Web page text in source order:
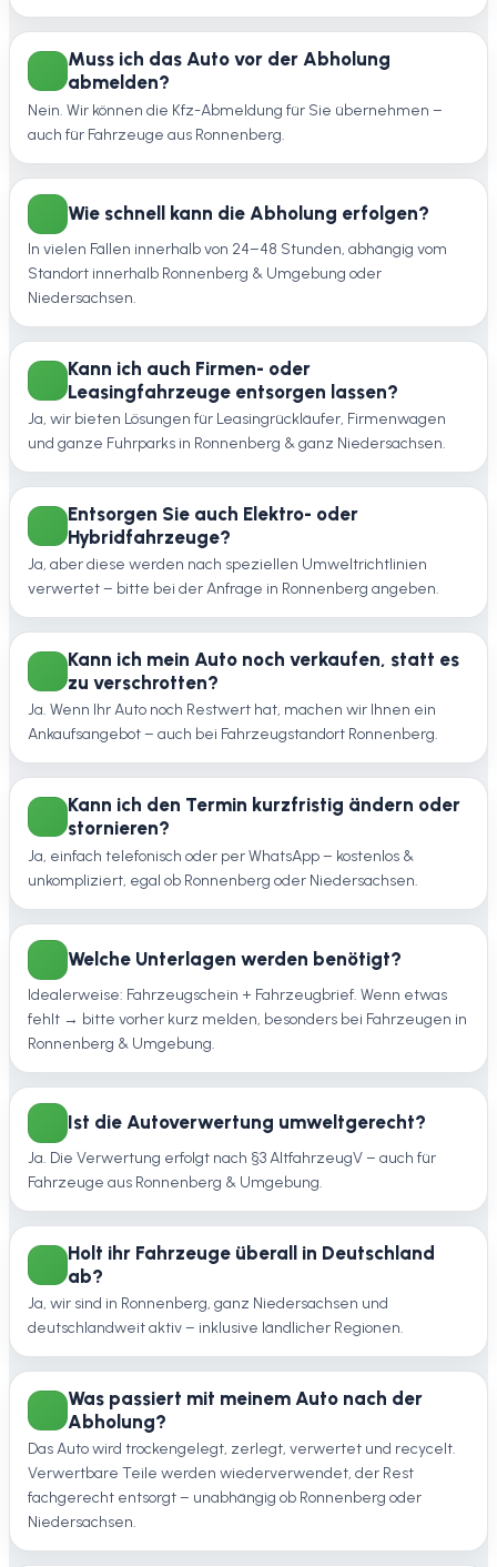
Muss ich das Auto vor der Abholung
abmelden?
Nein. Wir können die Kfz-Abmeldung für Sie übernehmen –
auch für Fahrzeuge aus Ronnenberg.
Wie schnell kann die Abholung erfolgen?
In vielen Fällen innerhalb von 24–48 Stunden, abhängig vom
Standort innerhalb Ronnenberg & Umgebung oder
Niedersachsen.
Kann ich auch Firmen- oder
Leasingfahrzeuge entsorgen lassen?
Ja, wir bieten Lösungen für Leasingrückläufer, Firmenwagen
und ganze Fuhrparks in Ronnenberg & ganz Niedersachsen.
Entsorgen Sie auch Elektro- oder
Hybridfahrzeuge?
Ja, aber diese werden nach speziellen Umweltrichtlinien
verwertet – bitte bei der Anfrage in Ronnenberg angeben.
Kann ich mein Auto noch verkaufen, statt es
zu verschrotten?
Ja. Wenn Ihr Auto noch Restwert hat, machen wir Ihnen ein
Ankaufsangebot – auch bei Fahrzeugstandort Ronnenberg.
Kann ich den Termin kurzfristig ändern oder
stornieren?
Ja, einfach telefonisch oder per WhatsApp – kostenlos &
unkompliziert, egal ob Ronnenberg oder Niedersachsen.
Welche Unterlagen werden benötigt?
Idealerweise: Fahrzeugschein + Fahrzeugbrief. Wenn etwas
fehlt → bitte vorher kurz melden, besonders bei Fahrzeugen in
Ronnenberg & Umgebung.
Ist die Autoverwertung umweltgerecht?
Ja. Die Verwertung erfolgt nach §3 AltfahrzeugV – auch für
Fahrzeuge aus Ronnenberg & Umgebung.
Holt ihr Fahrzeuge überall in Deutschland
ab?
Ja, wir sind in Ronnenberg, ganz Niedersachsen und
deutschlandweit aktiv – inklusive ländlicher Regionen.
Was passiert mit meinem Auto nach der
Abholung?
Das Auto wird trockengelegt, zerlegt, verwertet und recycelt.
Verwertbare Teile werden wiederverwendet, der Rest
fachgerecht entsorgt – unabhängig ob Ronnenberg oder
Niedersachsen.